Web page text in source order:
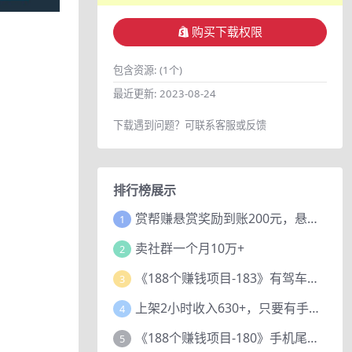
购买下载权限
包含资源: (1个)
最近更新: 2023-08-24
下载遇到问题？可联系客服或反馈
排行榜展示
1 赏帮赚悬赏奖励到账200元，悬赏任务多劳多得，人人可做。
2 卖社群一个月10万+
3 《188个赚钱项目-183》有驾车评项目，动动小手，复制粘贴赚44元！
4 上架2小时收入630+，只要有手就能做的AI搞钱项目，奶奶看完都能学会!
5 《188个赚钱项目-180》手机尾号测试评分项目，短视频直播日赚200+